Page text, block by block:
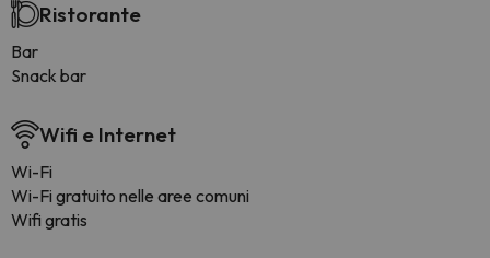
Ristorante
Bar
Snack bar
Wifi e Internet
Wi-Fi
Wi-Fi gratuito nelle aree comuni
Wifi gratis